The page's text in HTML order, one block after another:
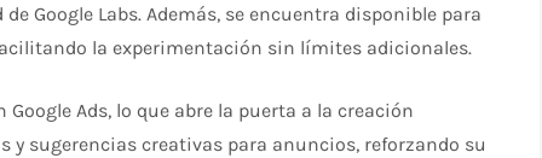
Google Labs. Además, se encuentra disponible para
la experimentación sin límites adicionales.
Ads, lo que abre la puerta a la creación
sugerencias creativas para anuncios, reforzando su